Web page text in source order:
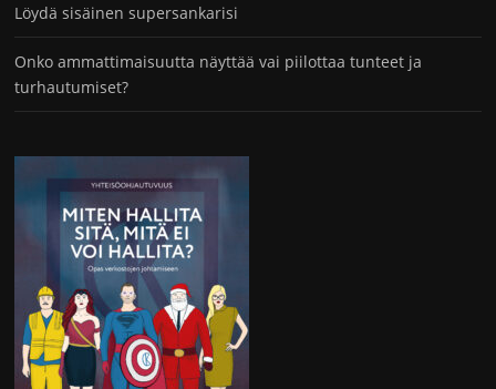
Löydä sisäinen supersankarisi
Onko ammattimaisuutta näyttää vai piilottaa tunteet ja
turhautumiset?